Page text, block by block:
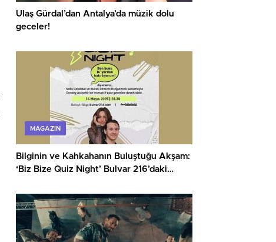
Ulaş Gürdal’dan Antalya’da müzik dolu
geceler!
MAGAZIN
Bilginin ve Kahkahanın Buluştuğu Akşam:
‘Biz Bize Quiz Night’ Bulvar 216’daki